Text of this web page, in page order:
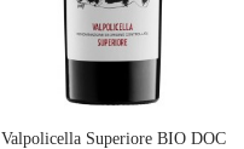
Valpolicella Superiore BIO DOC